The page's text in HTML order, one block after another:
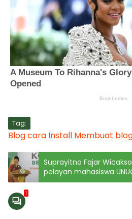
Tag:
Blogcara Install Membuat
Suprayitno Fajar
pelayan mahasiswa
bakat
1